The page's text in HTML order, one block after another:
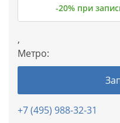
-20% при
,
Метро:
+7 (495) 988-32-31